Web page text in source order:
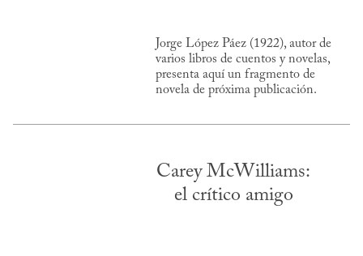
Jorge López Páez (1922), autor de
varios libros de cuentos y novelas,
presenta aquí un fragmento de
novela de próxima publicación.
Carey McWilliams:
el crítico amigo